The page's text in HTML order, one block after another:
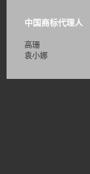
中国商标代理人
高珊
袁小娜